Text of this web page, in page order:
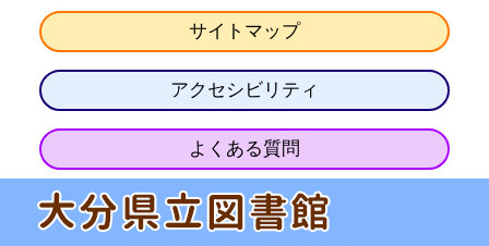
サイトマップ
アクセシビリティ
よくある質問